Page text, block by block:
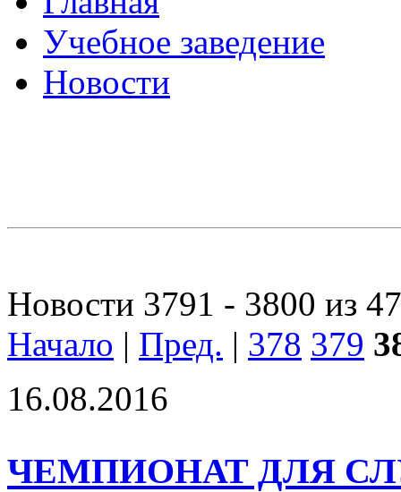
Учебное заведение
Новости
Новости 3791 - 3800 из
Начало | Пред. | 378 379
16.08.2016
ЧЕМПИОНАТ ДЛЯ